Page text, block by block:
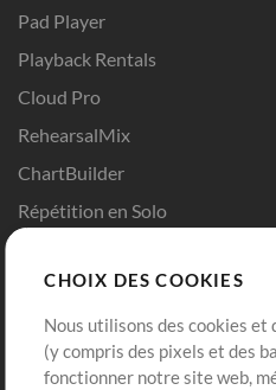
Pad Player
Playback Rentals
Cloud Pro
RehearsalMix
ChartBuilder
Répétition en Solo
Modèles ProPresenter
Sons
Boutique
CHOIX DES COOKIES
Nous utilisons des cookies
(y compris des pixels et des
fonctionner notre site web,